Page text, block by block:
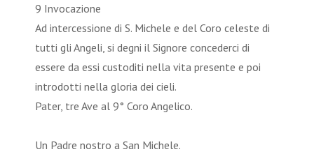
9 Invocazione
Ad intercessione di S. Michele e del Coro celeste di
tutti gli Angeli, si degni il Signore concederci di
essere da essi custoditi nella vita presente e poi
introdotti nella gloria dei cieli.
Pater, tre Ave al 9° Coro Angelico.
Un Padre nostro a San Michele.